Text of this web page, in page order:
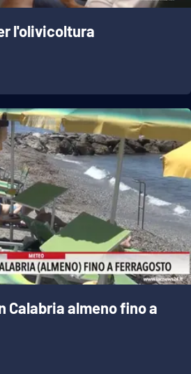
l'olivicoltura
Calabria almeno fino a